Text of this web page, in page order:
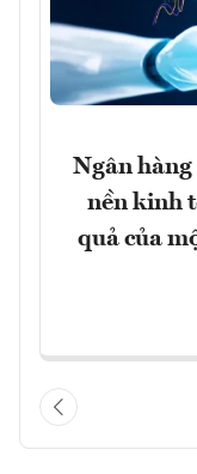
Ngân
nền kinh
quả của